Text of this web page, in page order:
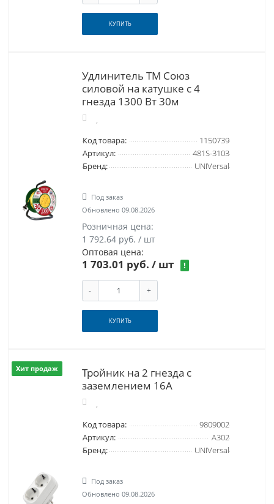
КУПИТЬ
Удлинитель ТМ Союз
силовой на катушке с 4
гнезда 1300 Вт 30м
Код товара:
1150739
Артикул:
481S-3103
Бренд:
UNIVersal
Под заказ
Обновлено 09.08.2026
Розничная цена:
1 792.64 руб. / шт
Оптовая цена:
1 703.01 руб. / шт !
- +
КУПИТЬ
Хит продаж
Тройник на 2 гнезда с
заземлением 16А
Код товара:
9809002
Артикул:
А302
Бренд:
UNIVersal
Под заказ
Обновлено 09.08.2026